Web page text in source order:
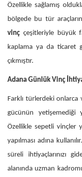
Özellikle sağlamış
bölgede bu tür
vinç çeşitleriyle büyük
kaplama ya da ticaret
çıkmıştır.
Adana Günlük Vinç
Farklı türlerdeki onlarca
gücünün yetişemediği
Özellikle sepetli vinçler
yapılması adına kullanılır.
süreli ihtiyaçlarınızı
alanında uzman